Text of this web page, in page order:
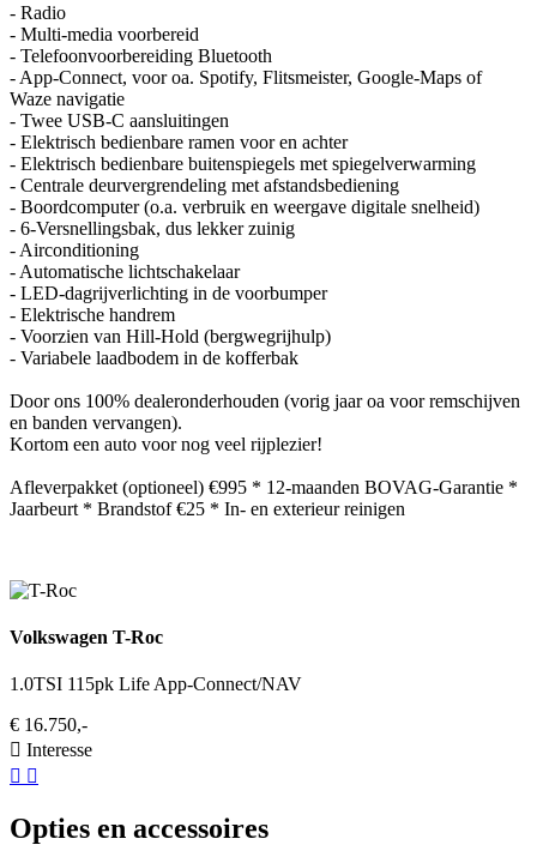
- Radio
- Multi-media voorbereid
- Telefoonvoorbereiding Bluetooth
- App-Connect, voor oa. Spotify, Flitsmeister, Google-Maps of
Waze navigatie
- Twee USB-C aansluitingen
- Elektrisch bedienbare ramen voor en achter
- Elektrisch bedienbare buitenspiegels met spiegelverwarming
- Centrale deurvergrendeling met afstandsbediening
- Boordcomputer (o.a. verbruik en weergave digitale snelheid)
- 6-Versnellingsbak, dus lekker zuinig
- Airconditioning
- Automatische lichtschakelaar
- LED-dagrijverlichting in de voorbumper
- Elektrische handrem
- Voorzien van Hill-Hold (bergwegrijhulp)
- Variabele laadbodem in de kofferbak
Door ons 100% dealeronderhouden (vorig jaar oa voor remschijven
en banden vervangen).
Kortom een auto voor nog veel rijplezier!
Afleverpakket (optioneel) €995 * 12-maanden BOVAG-Garantie *
Jaarbeurt * Brandstof €25 * In- en exterieur reinigen
Volkswagen T-Roc
1.0TSI 115pk Life App-Connect/NAV
€ 16.750,-
Interesse
Opties en accessoires